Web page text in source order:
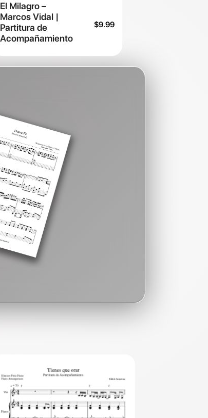
El Milagro –
Marcos Vidal |
Partitura de
Acompañamiento
$9.99